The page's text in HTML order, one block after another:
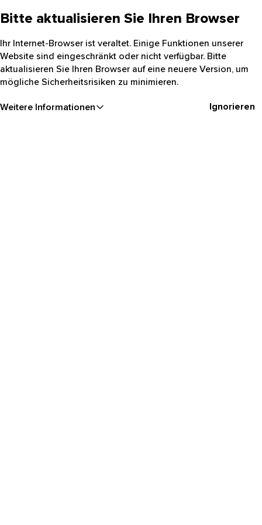
Bitte aktualisieren Sie Ihren Browser
Ihr Internet-Browser ist veraltet. Einige Funktionen unserer
Website sind eingeschränkt oder nicht verfügbar. Bitte
aktualisieren Sie Ihren Browser auf eine neuere Version, um
mögliche Sicherheitsrisiken zu minimieren.
Weitere Informationen Ignorieren